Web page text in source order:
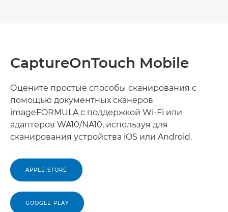
CaptureOnTouch Mobile
Оцените простые способы сканирования с
помощью документных сканеров
imageFORMULA с поддержкой Wi-Fi или
адаптеров WA10/NA10, используя для
сканирования устройства iOS или Android.
APPLE STORE
GOOGLE PLAY